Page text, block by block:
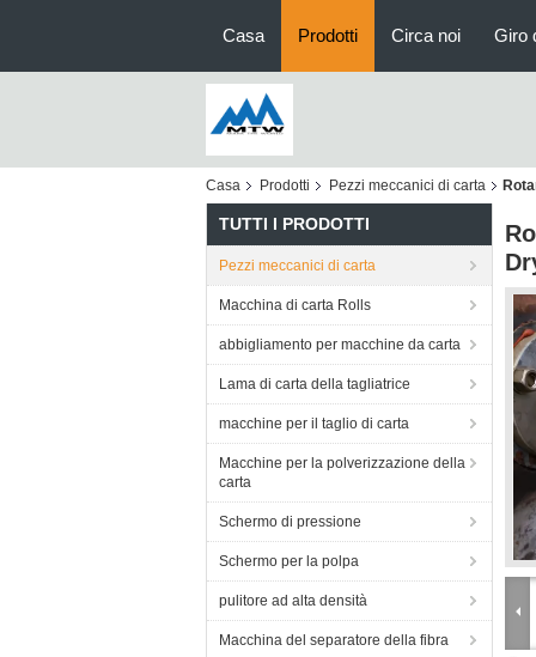
Casa Prodotti Circa noi Giro
Casa Prodotti Pezzi meccanici di carta
TUTTI I PRODOTTI
Pezzi meccanici di carta
Macchina di carta Rolls
abbigliamento per macchine da carta
Lama di carta della tagliatrice
macchine per il taglio di carta
Macchine per la polverizzazione della
carta
Schermo di pressione
Schermo per la polpa
pulitore ad alta densità
Macchina del separatore della fibra